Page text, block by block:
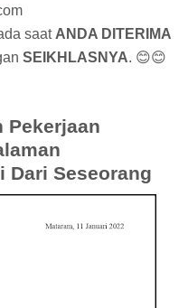
saat ANDA DITERIMA
SEIKHLASNYA. 😊😊
Pekerjaan
Dari Seseorang